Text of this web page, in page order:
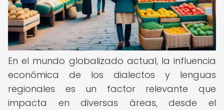
En el mundo globalizado actual, la influencia
económica de los dialectos y lenguas
regionales es un factor relevante que
impacta en diversas áreas, desde el